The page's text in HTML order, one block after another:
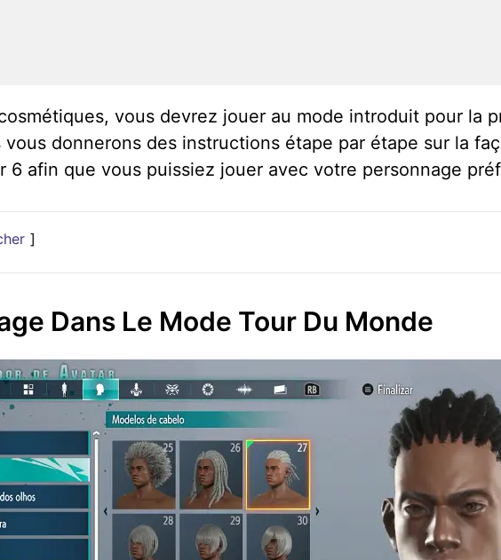
vous devrez jouer au mode introduit pour la
donnerons des instructions étape par étape sur la
6 afin que vous puissiez jouer avec votre personnage
Dans Le Mode Tour Du Monde